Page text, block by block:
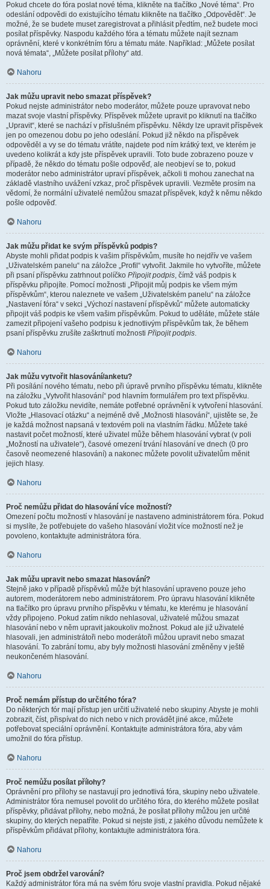
Pokud chcete do fóra poslat nové téma, klikněte na tlačítko „Nové téma“. Pro
odeslání odpovědi do existujícího tématu klikněte na tlačítko „Odpovědět“. Je
možné, že se budete muset zaregistrovat a přihlásit předtím, než budete moci
posílat příspěvky. Naspodu každého fóra a tématu můžete najít seznam
oprávnění, které v konkrétním fóru a tématu máte. Například: „Můžete posílat
nová témata“, „Můžete posílat přílohy“ atd.
Nahoru
Jak můžu upravit nebo smazat příspěvek?
Pokud nejste administrátor nebo moderátor, můžete pouze upravovat nebo
mazat svoje vlastní příspěvky. Příspěvek můžete upravit po kliknutí na tlačítko
„Upravit“, které se nachází v příslušném příspěvku. Někdy lze upravit příspěvek
jen po omezenou dobu po jeho odeslání. Pokud již někdo na příspěvek
odpověděl a vy se do tématu vrátíte, najdete pod ním krátký text, ve kterém je
uvedeno kolikrát a kdy jste příspěvek upravili. Toto bude zobrazeno pouze v
případě, že někdo do tématu pošle odpověď, ale neobjeví se to, pokud
moderátor nebo administrátor upraví příspěvek, ačkoli ti mohou zanechat na
základě vlastního uvážení vzkaz, proč příspěvek upravili. Vezměte prosím na
vědomí, že normální uživatelé nemůžou smazat příspěvek, když k němu někdo
pošle odpověď.
Nahoru
Jak můžu přidat ke svým příspěvků podpis?
Abyste mohli přidat podpis k vašim příspěvkům, musíte ho nejdřív ve vašem
„Uživatelském panelu“ na záložce „Profil“ vytvořit. Jakmile ho vytvoříte, můžete
při psaní příspěvku zatrhnout políčko Připojit podpis, čímž váš podpis k
příspěvku připojíte. Pomocí možnosti „Připojit můj podpis ke všem mým
příspěvkům“, kterou naleznete ve vašem „Uživatelském panelu“ na záložce
„Nastavení fóra“ v sekci „Výchozí nastavení příspěvků“ můžete automaticky
připojit váš podpis ke všem vašim příspěvkům. Pokud to uděláte, můžete stále
zamezit připojení vašeho podpisu k jednotlivým příspěvkům tak, že během
psaní příspěvku zrušíte zaškrtnutí možnosti Připojit podpis.
Nahoru
Jak můžu vytvořit hlasování/anketu?
Při posílání nového tématu, nebo při úpravě prvního příspěvku tématu, klikněte
na záložku „Vytvořit hlasování“ pod hlavním formulářem pro text příspěvku.
Pokud tuto záložku nevidíte, nemáte potřebné oprávnění k vytvoření hlasování.
Vložte „Hlasovací otázku“ a nejméně dvě „Možnosti hlasování“, ujistěte se, že
je každá možnost napsaná v textovém poli na vlastním řádku. Můžete také
nastavit počet možností, které uživatel může během hlasování vybrat (v poli
„Možností na uživatele“), časové omezení trvání hlasování ve dnech (0 pro
časově neomezené hlasování) a nakonec můžete povolit uživatelům měnit
jejich hlasy.
Nahoru
Proč nemůžu přidat do hlasování více možností?
Omezení počtu možností v hlasování je nastaveno administrátorem fóra. Pokud
si myslíte, že potřebujete do vašeho hlasování vložit více možností než je
povoleno, kontaktujte administrátora fóra.
Nahoru
Jak můžu upravit nebo smazat hlasování?
Stejně jako v případě příspěvků může být hlasování upraveno pouze jeho
autorem, moderátorem nebo administrátorem. Pro úpravu hlasování klikněte
na tlačítko pro úpravu prvního příspěvku v tématu, ke kterému je hlasování
vždy připojeno. Pokud zatím nikdo nehlasoval, uživatelé můžou smazat
hlasování nebo v něm upravit jakoukoliv možnost. Pokud ale již uživatelé
hlasovali, jen administrátoři nebo moderátoři můžou upravit nebo smazat
hlasování. To zabrání tomu, aby byly možnosti hlasování změněny v ještě
neukončeném hlasování.
Nahoru
Proč nemám přístup do určitého fóra?
Do některých fór mají přístup jen určití uživatelé nebo skupiny. Abyste je mohli
zobrazit, číst, přispívat do nich nebo v nich provádět jiné akce, můžete
potřebovat speciální oprávnění. Kontaktujte administrátora fóra, aby vám
umožnil do fóra přístup.
Nahoru
Proč nemůžu posílat přílohy?
Oprávnění pro přílohy se nastavují pro jednotlivá fóra, skupiny nebo uživatele.
Administrátor fóra nemusel povolit do určitého fóra, do kterého můžete posílat
příspěvky, přidávat přílohy, nebo možná, že posílat přílohy můžou jen určité
skupiny, do kterých nepatříte. Pokud si nejste jisti, z jakého důvodu nemůžete k
příspěvkům přidávat přílohy, kontaktujte administrátora fóra.
Nahoru
Proč jsem obdržel varování?
Každý administrátor fóra má na svém fóru svoje vlastní pravidla. Pokud nějaké